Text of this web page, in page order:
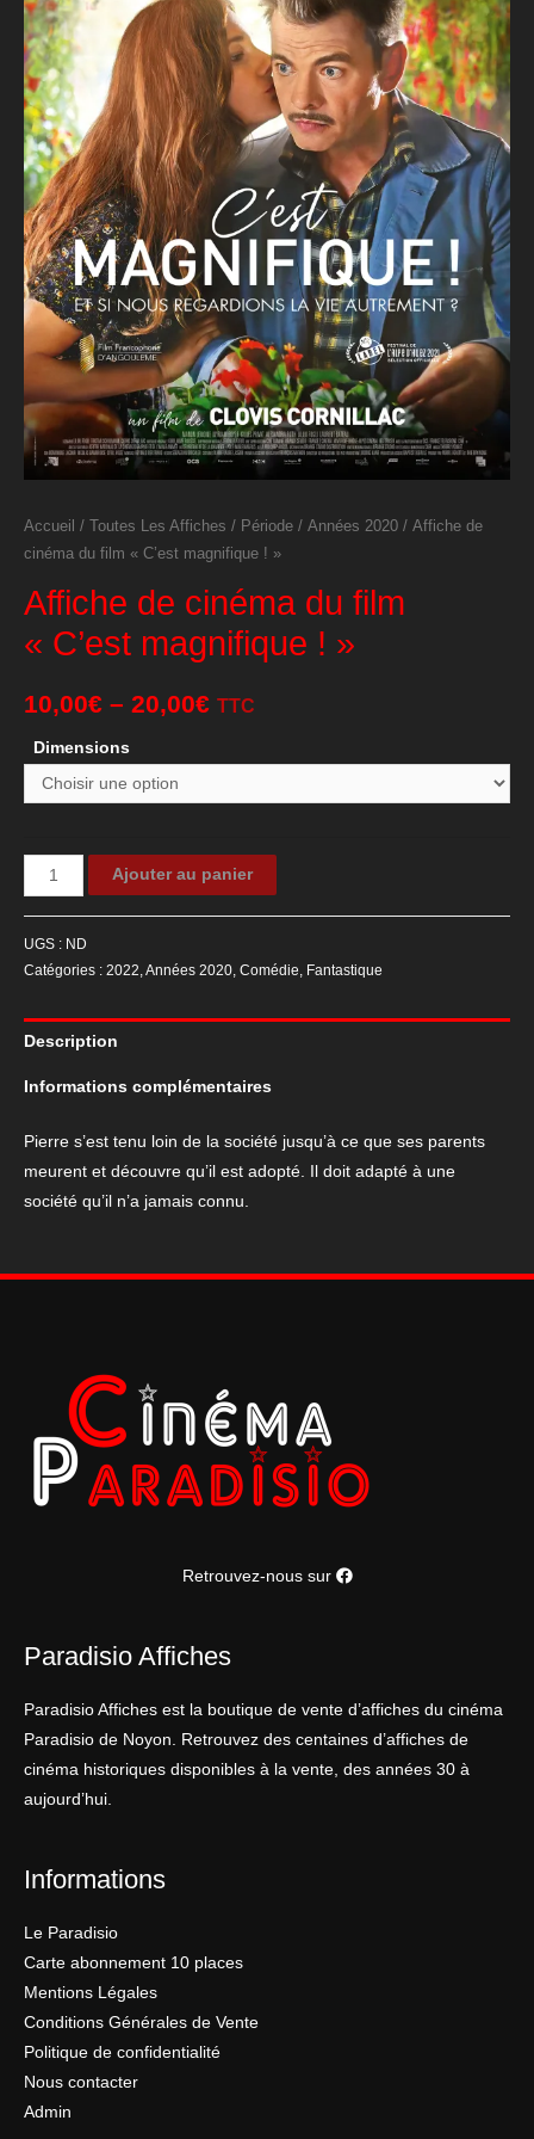
Accueil / Toutes Les Affiches / Période / Années 2020 / Affiche de
cinéma du film « C’est magnifique ! »
Affiche de cinéma du film
« C’est magnifique ! »
10,00€ – 20,00€ TTC
Dimensions
quantité
de
du
film
"C'est
!"
Ajouter au panier
UGS : ND
Catégories : 2022,Années 2020, Comédie, Fantastique
Description
Informations complémentaires
Pierre s’est tenu loin de la société jusqu’à ce que ses parents
meurent et découvre qu’il est adopté. Il doit adapté à une
société qu’il n’a jamais connu.
Retrouvez-nous sur
Paradisio Affiches
Paradisio Affiches est la boutique de vente d’affiches du cinéma
Paradisio de Noyon. Retrouvez des centaines d’affiches de
cinéma historiques disponibles à la vente, des années 30 à
aujourd’hui.
Informations
Le Paradisio
Carte abonnement 10 places
Mentions Légales
Conditions Générales de Vente
Politique de confidentialité
Nous contacter
Admin